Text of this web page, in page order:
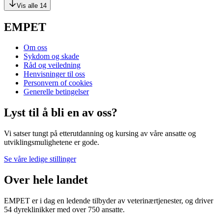
Vis alle 14
EMPET
Om oss
Sykdom og skade
Råd og veiledning
Henvisninger til oss
Personvern of cookies
Generelle betingelser
Lyst til å bli en av oss?
Vi satser tungt på etterutdanning og kursing av våre ansatte og
utviklingsmulighetene er gode.
Se våre ledige stillinger
Over hele landet
EMPET er i dag en ledende tilbyder av veterinærtjenester, og driver
54 dyreklinikker med over 750 ansatte.